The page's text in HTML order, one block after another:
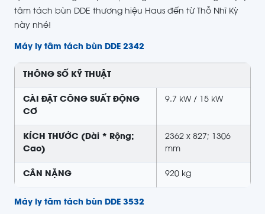
tâm tách bùn DDE thương hiệu Haus đến từ Thỗ Nhĩ Kỳ
này nhé!
Máy ly tâm tách bùn DDE 2342
THÔNG SỐ KỸ THUẬT
CÀI ĐẶT CÔNG SUẤT ĐỘNG
CƠ
9.7 kW / 15 kW
KÍCH THƯỚC (Dài * Rộng;
Cao)
2362 x 827; 1306
mm
CÂN NẶNG 920 kg
Máy ly tâm tách bùn DDE 3532